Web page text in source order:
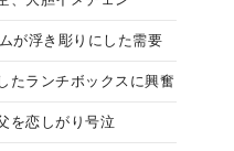
が浮き彫りにした需要
たランチボックスに興奮
を恋しがり号泣